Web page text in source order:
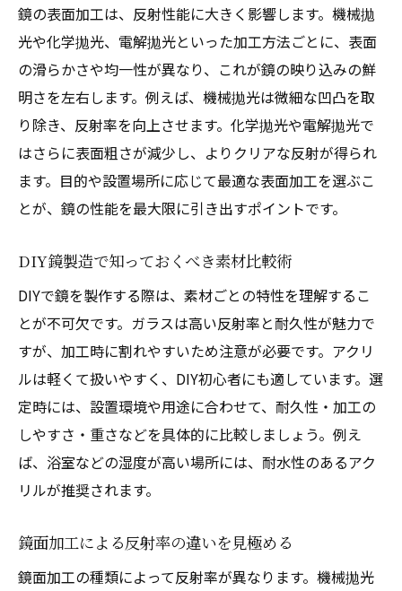
鏡の表面加工は、反射性能に大きく影響します。機械拋
光や化学拋光、電解拋光といった加工方法ごとに、表面
の滑らかさや均一性が異なり、これが鏡の映り込みの鮮
明さを左右します。例えば、機械拋光は微細な凹凸を取
り除き、反射率を向上させます。化学拋光や電解拋光で
はさらに表面粗さが減少し、よりクリアな反射が得られ
ます。目的や設置場所に応じて最適な表面加工を選ぶこ
とが、鏡の性能を最大限に引き出すポイントです。
DIY鏡製造で知っておくべき素材比較術
DIYで鏡を製作する際は、素材ごとの特性を理解するこ
とが不可欠です。ガラスは高い反射率と耐久性が魅力で
すが、加工時に割れやすいため注意が必要です。アクリ
ルは軽くて扱いやすく、DIY初心者にも適しています。選
定時には、設置環境や用途に合わせて、耐久性・加工の
しやすさ・重さなどを具体的に比較しましょう。例え
ば、浴室などの湿度が高い場所には、耐水性のあるアク
リルが推奨されます。
鏡面加工による反射率の違いを見極める
鏡面加工の種類によって反射率が異なります。機械拋光